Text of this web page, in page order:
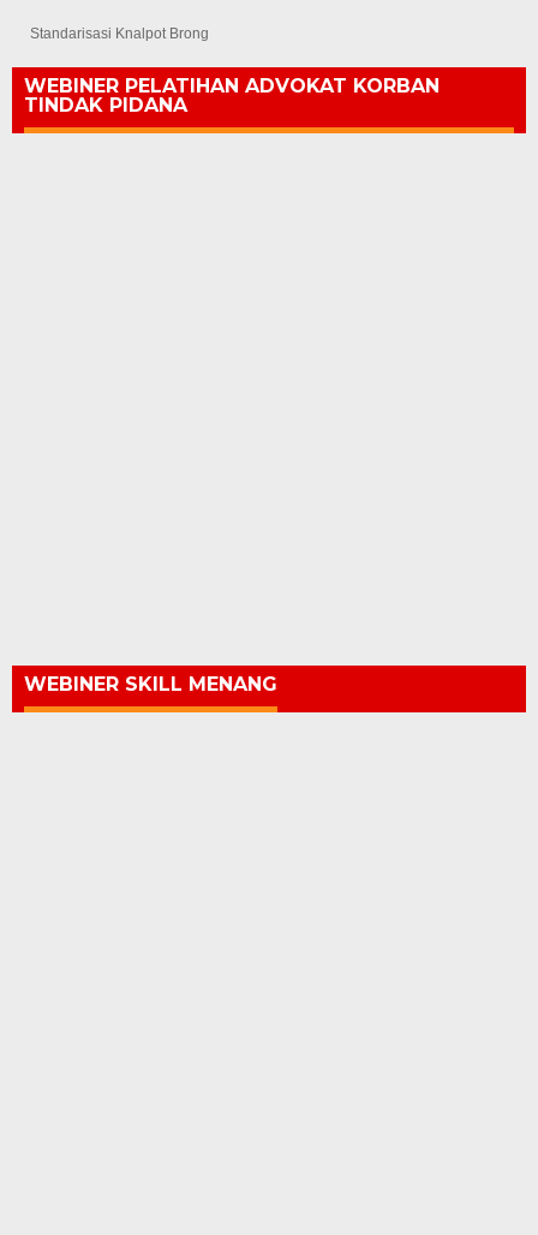
Standarisasi Knalpot Brong
WEBINER PELATIHAN ADVOKAT KORBAN
TINDAK PIDANA
WEBINER SKILL MENANG